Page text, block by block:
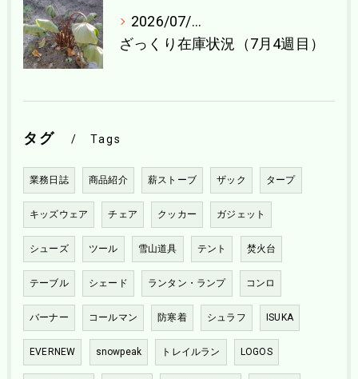
2026/07/21
ざっくり在庫状況（7月4週目）
タグ Tags
業務日誌 商品紹介 薪ストーブ ザック タープ
キッズウェア チェア クッカー ガジェット
シューズ ツール 雪山道具 テント 焚火台
テーブル シェード ランタン・ランプ コンロ
バーナー コールマン 防寒着 シュラフ ISUKA
EVERNEW snowpeak トレイルラン LOGOS